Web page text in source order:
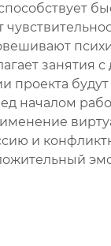
занятия с
проекта
началом
и